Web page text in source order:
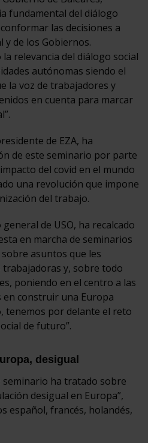
fundamental del diálogo
las decisiones a
y de los Gobiernos.
relevancia del diálogo social
autónomas siendo el
la voz de trabajadores y
en cuenta para marcar
de EZA, ha
de este seminario por parte
del covid en el mundo
una revolución que impone
del trabajo.
de USO, ha recalcado
en marcha de seminarios
asuntos que les
y, sobre todo
poniendo en el centro a las
en construir una Europa
tenemos por delante el reto
de futuro”.
desigual
seminario ha tratado sobre
desigual en Europa”,
español, francés, holandés,